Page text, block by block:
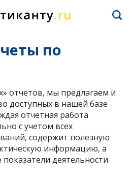
по
отчетов, мы предлагаем и
доступных в нашей базе
отчетная работа
с учетом всех
содержит полезную
информацию, а
деятельности